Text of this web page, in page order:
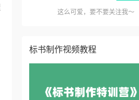
这么可爱，要不要关注我～
标书制作视频教程